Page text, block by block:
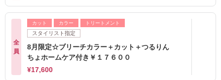
全
員
カット カラー トリートメント
スタイリスト指定
8月限定☆ブリーチカラー＋カット＋つるりん
ちょホームケア付き￥１７６００
¥17,600